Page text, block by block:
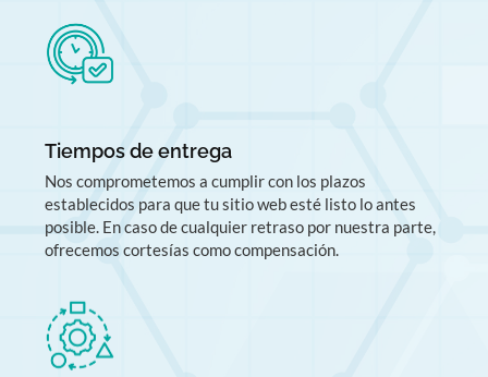
Tiempos de entrega
Nos comprometemos a cumplir con los plazos
establecidos para que tu sitio web esté listo lo antes
posible. En caso de cualquier retraso por nuestra parte,
ofrecemos cortesías como compensación.